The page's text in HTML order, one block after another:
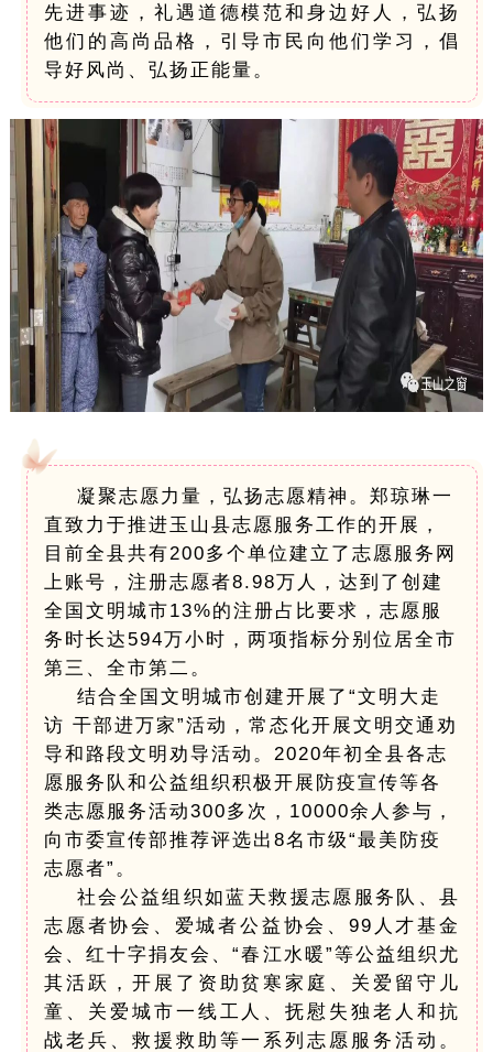
先进事迹，礼遇道德模范和身边好人，弘扬
他们的高尚品格，引导市民向他们学习，倡
导好风尚、弘扬正能量。
凝聚志愿力量，弘扬志愿精神。郑琼琳一
直致力于推进玉山县志愿服务工作的开展，
目前全县共有200多个单位建立了志愿服务网
上账号，注册志愿者8.98万人，达到了创建
全国文明城市13%的注册占比要求，志愿服
务时长达594万小时，两项指标分别位居全市
第三、全市第二。
结合全国文明城市创建开展了“文明大走
访 干部进万家”活动，常态化开展文明交通劝
导和路段文明劝导活动。2020年初全县各志
愿服务队和公益组织积极开展防疫宣传等各
类志愿服务活动300多次，10000余人参与，
向市委宣传部推荐评选出8名市级“最美防疫
志愿者”。
社会公益组织如蓝天救援志愿服务队、县
志愿者协会、爱城者公益协会、99人才基金
会、红十字捐友会、“春江水暖”等公益组织尤
其活跃，开展了资助贫寒家庭、关爱留守儿
童、关爱城市一线工人、抚慰失独老人和抗
战老兵、救援救助等一系列志愿服务活动。